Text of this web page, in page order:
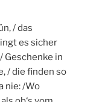
/ das
es sicher
Geschenke in
/ die finden so
nie: /Wo